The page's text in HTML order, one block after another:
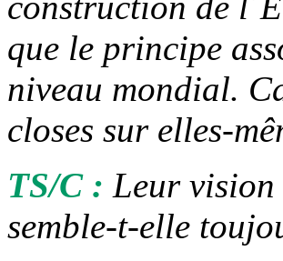
que le principe
niveau mondial.
closes sur elles-
TS/C : Leur vision
semble-t-elle